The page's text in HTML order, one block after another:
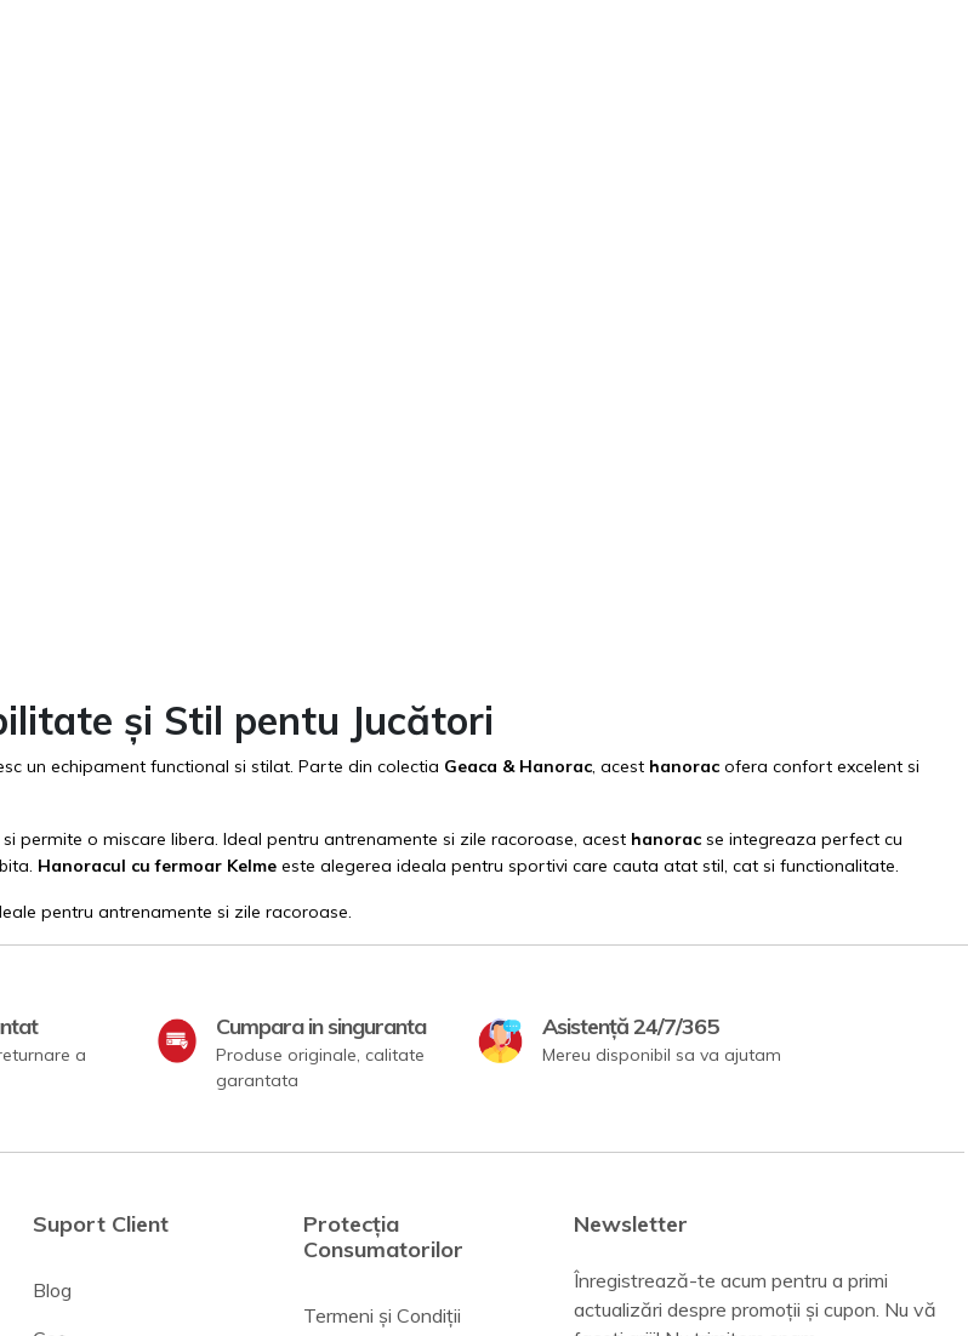
și Stil pentu Jucători
un echipament functional si stilat. Parte din colectia Geaca & Hanorac, acest hanorac ofera confort excelent si
permite o miscare libera. Ideal pentru antrenamente si zile racoroase, acest hanorac se integreaza perfect cu
Hanoracul cu fermoar Kelme este alegerea ideala pentru sportivi care cauta atat stil, cat si functionalitate.
pentru antrenamente si zile racoroase.
a
Cumpara in singuranta
Produse originale, calitate
garantata
Asistență 24/7/365
Mereu disponibil sa va ajutam
Suport Client
Blog
Protecția
Consumatorilor
Termeni și Condiții
Newsletter
Înregistrează-te acum pentru a primi
actualizări despre promoții și cupon. Nu vă